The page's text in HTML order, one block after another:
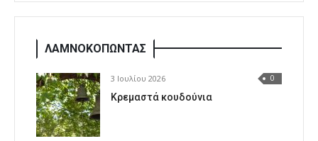
ΛΑΜΝΟΚΟΠΩΝΤΑΣ
3 Ιουλίου 2026 0
Κρεμαστά κουδούνια